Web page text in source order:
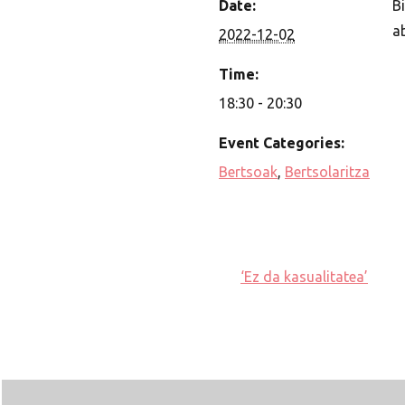
Date:
2022-12-02
Time:
18:30 - 20:30
Event Categories:
Bertsoak Bertsolaritza
‘Ez da kasualitatea’